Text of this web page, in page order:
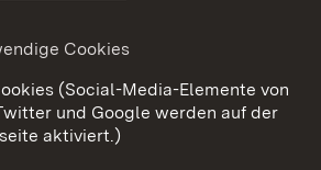
Benutzungshinweise
Cookies
Cookies
(Social-Media-Elemente von
und Google werden auf der
aktiviert.)